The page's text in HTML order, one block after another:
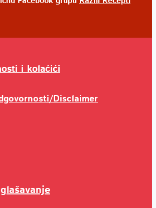
i kolaćići
Disclaimer